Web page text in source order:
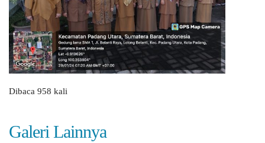
Dibaca 958 kali
Galeri Lainnya